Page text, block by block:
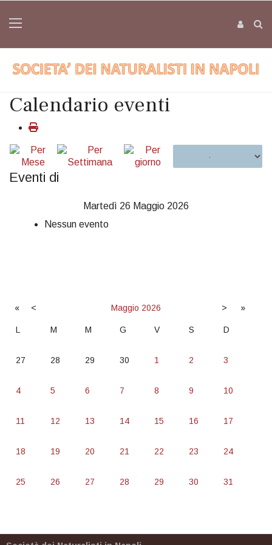
Calendario eventi
Eventi di
Martedì 26 Maggio 2026
Nessun evento
« < Maggio 2026 > »
L M M G V S D
27 28 29 30 1 2 3
4 5 6 7 8 9 10
11 12 13 14 15 16 17
18 19 20 21 22 23 24
25 26 27 28 29 30 31